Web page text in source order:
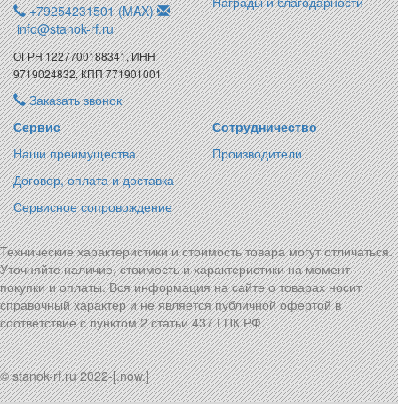
+79254231501 (MAX)
info@stanok-rf.ru
ОГРН 1227700188341, ИНН
9719024832, КПП 771901001
Заказать звонок
Сервис
Наши преимущества
Договор, оплата и доставка
Сервисное сопровождение
Сотрудничество
Производители
Технические характеристики и стоимость товара могут отличаться.
Уточняйте наличие, стоимость и характеристики на момент
покупки и оплаты. Вся информация на сайте о товарах носит
справочный характер и не является публичной офертой в
соответствие с пунктом 2 статьи 437 ГПК РФ.
© stanok-rf.ru 2022-[.now.]